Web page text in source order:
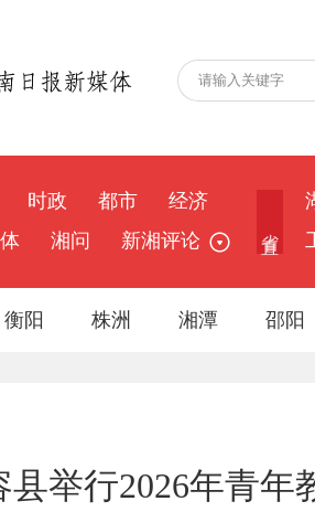
时政 都市
经济
湘问 新湘评论
衡阳 株洲 湘潭 邵阳
县举行2026年青年